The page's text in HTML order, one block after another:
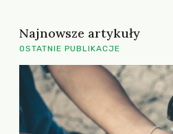
Najnowsze artykuły
OSTATNIE PUBLIKACJE